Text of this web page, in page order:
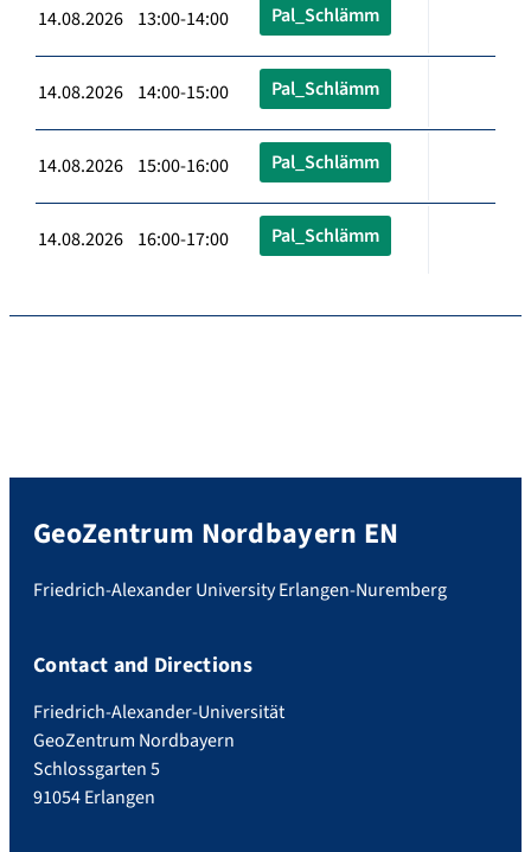
14.08.2026 13:00-14:00 Pal_Schlämm
14.08.2026 14:00-15:00 Pal_Schlämm
14.08.2026 15:00-16:00 Pal_Schlämm
14.08.2026 16:00-17:00 Pal_Schlämm
GeoZentrum Nordbayern EN
Friedrich-Alexander University Erlangen-Nuremberg
Contact and Directions
Friedrich-Alexander-Universität
GeoZentrum Nordbayern
Schlossgarten 5
91054 Erlangen